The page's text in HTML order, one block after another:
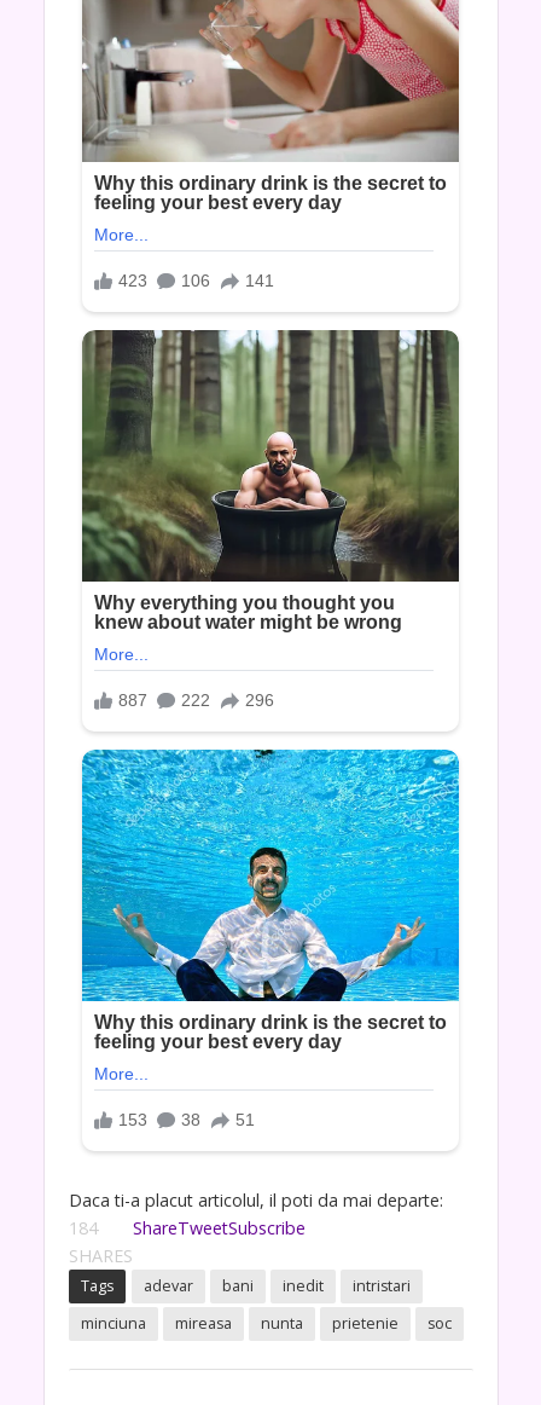
Daca ti-a placut articolul, il poti da mai departe:
184
SHARES
ShareTweetSubscribe
Tags adevar bani inedit
intristari
minciuna
mireasa nunta prietenie soc